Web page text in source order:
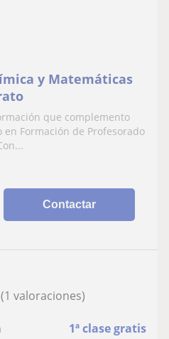
y Matemáticas
que complemento
Formación de Profesorado
Contactar
1ª clase gratis
(1 valoraciones)